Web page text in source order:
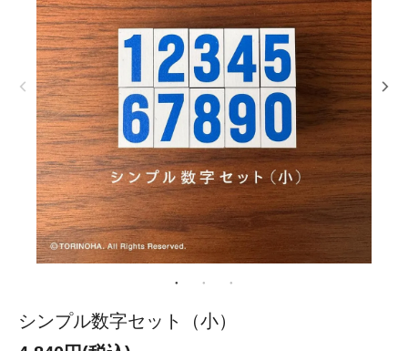
シンプル数字セット（小）